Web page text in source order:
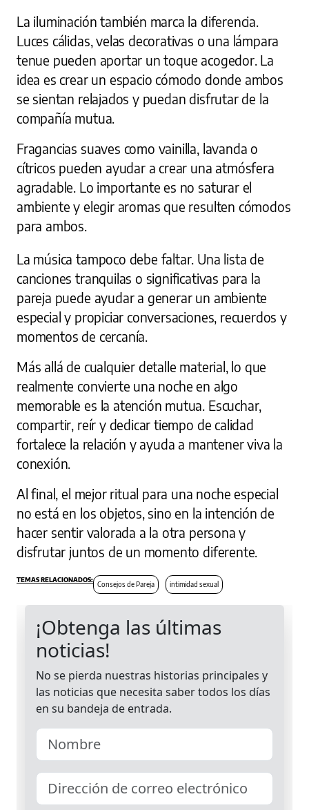
La iluminación también marca la diferencia.
Luces cálidas, velas decorativas o una lámpara
tenue pueden aportar un toque acogedor. La
idea es crear un espacio cómodo donde ambos
se sientan relajados y puedan disfrutar de la
compañía mutua.
Fragancias suaves como vainilla, lavanda o
cítricos pueden ayudar a crear una atmósfera
agradable. Lo importante es no saturar el
ambiente y elegir aromas que resulten cómodos
para ambos.
La música tampoco debe faltar. Una lista de
canciones tranquilas o significativas para la
pareja puede ayudar a generar un ambiente
especial y propiciar conversaciones, recuerdos y
momentos de cercanía.
Más allá de cualquier detalle material, lo que
realmente convierte una noche en algo
memorable es la atención mutua. Escuchar,
compartir, reír y dedicar tiempo de calidad
fortalece la relación y ayuda a mantener viva la
conexión.
Al final, el mejor ritual para una noche especial
no está en los objetos, sino en la intención de
hacer sentir valorada a la otra persona y
disfrutar juntos de un momento diferente.
Consejos de Pareja intimidad sexual